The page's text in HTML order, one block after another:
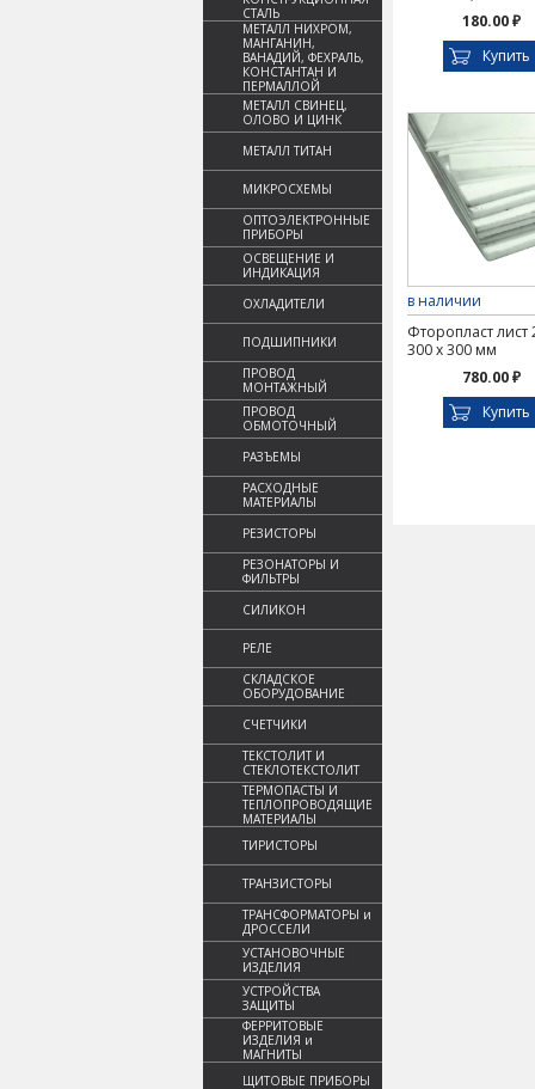
СТАЛЬ
МЕТАЛЛ НИХРОМ,
МАНГАНИН,
ВАНАДИЙ, ФЕХРАЛЬ,
КОНСТАНТАН И
ПЕРМАЛЛОЙ
МЕТАЛЛ СВИНЕЦ,
ОЛОВО И ЦИНК
МЕТАЛЛ ТИТАН
МИКРОСХЕМЫ
ОПТОЭЛЕКТРОННЫЕ
ПРИБОРЫ
ОСВЕЩЕНИЕ И
ИНДИКАЦИЯ
ОХЛАДИТЕЛИ
ПОДШИПНИКИ
ПРОВОД
МОНТАЖНЫЙ
ПРОВОД
ОБМОТОЧНЫЙ
РАЗЪЕМЫ
РАСХОДНЫЕ
МАТЕРИАЛЫ
РЕЗИСТОРЫ
РЕЗОНАТОРЫ И
ФИЛЬТРЫ
СИЛИКОН
РЕЛЕ
СКЛАДСКОЕ
ОБОРУДОВАНИЕ
СЧЕТЧИКИ
ТЕКСТОЛИТ И
СТЕКЛОТЕКСТОЛИТ
ТЕРМОПАСТЫ И
ТЕПЛОПРОВОДЯЩИЕ
МАТЕРИАЛЫ
ТИРИСТОРЫ
ТРАНЗИСТОРЫ
ТРАНСФОРМАТОРЫ и
ДРОССЕЛИ
УСТАНОВОЧНЫЕ
ИЗДЕЛИЯ
УСТРОЙСТВА
ЗАЩИТЫ
ФЕРРИТОВЫЕ
ИЗДЕЛИЯ и
МАГНИТЫ
ЩИТОВЫЕ ПРИБОРЫ
180.00 ₽
Купить
в наличии
Фторопласт лист
300 х 300 мм
780.00 ₽
Купить